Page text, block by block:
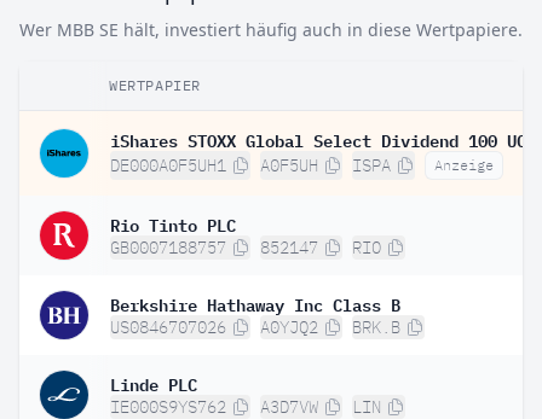
Wer MBB SE hält, investiert häufig auch in diese Wertpapiere.
WERTPAPIER
DE000A0F5UH1 A0F5UH ISPA Anzeige
Rio Tinto PLC
GB0007188757 852147 RIO
Berkshire Hathaway Inc Class B
US0846707026 A0YJQ2 BRK.B
Linde PLC
IE000S9YS762 A3D7VW LIN